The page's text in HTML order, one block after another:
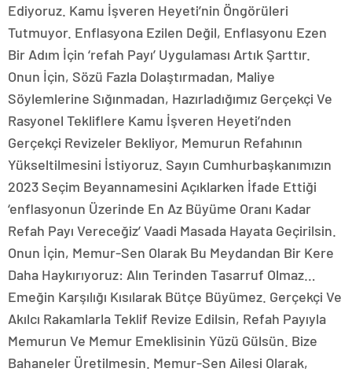
Ediyoruz. Kamu İşveren Heyeti’nin Öngörüleri
Tutmuyor. Enflasyona Ezilen Değil, Enflasyonu Ezen
Bir Adım İçin ‘refah Payı’ Uygulaması Artık Şarttır.
Onun İçin, Sözü Fazla Dolaştırmadan, Maliye
Söylemlerine Sığınmadan, Hazırladığımız Gerçekçi Ve
Rasyonel Tekliflere Kamu İşveren Heyeti’nden
Gerçekçi Revizeler Bekliyor, Memurun Refahının
Yükseltilmesini İstiyoruz. Sayın Cumhurbaşkanımızın
2023 Seçim Beyannamesini Açıklarken İfade Ettiği
‘enflasyonun Üzerinde En Az Büyüme Oranı Kadar
Refah Payı Vereceğiz’ Vaadi Masada Hayata Geçirilsin.
Onun İçin, Memur-Sen Olarak Bu Meydandan Bir Kere
Daha Haykırıyoruz: Alın Terinden Tasarruf Olmaz…
Emeğin Karşılığı Kısılarak Bütçe Büyümez. Gerçekçi Ve
Akılcı Rakamlarla Teklif Revize Edilsin, Refah Payıyla
Memurun Ve Memur Emeklisinin Yüzü Gülsün. Bize
Bahaneler Üretilmesin. Memur-Sen Ailesi Olarak,